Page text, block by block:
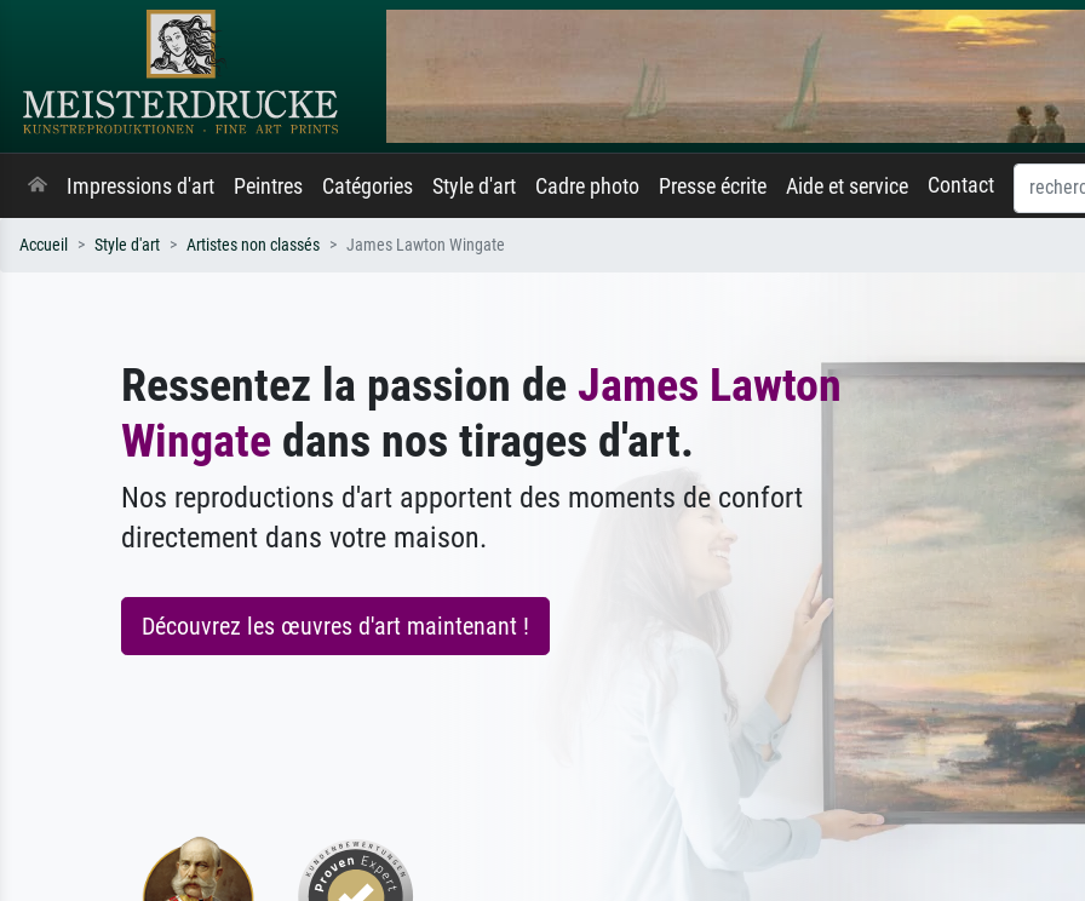
Impressions d'art Peintres Catégories Style d'art Cadre photo Presse écrite Aide et service Contact
Accueil Style d'art Artistes non classés James Lawton Wingate
Ressentez la passion de James Lawton
Wingate dans nos tirages d'art.
Nos reproductions d'art apportent des moments de confort
directement dans votre maison.
Découvrez les œuvres d'art maintenant !